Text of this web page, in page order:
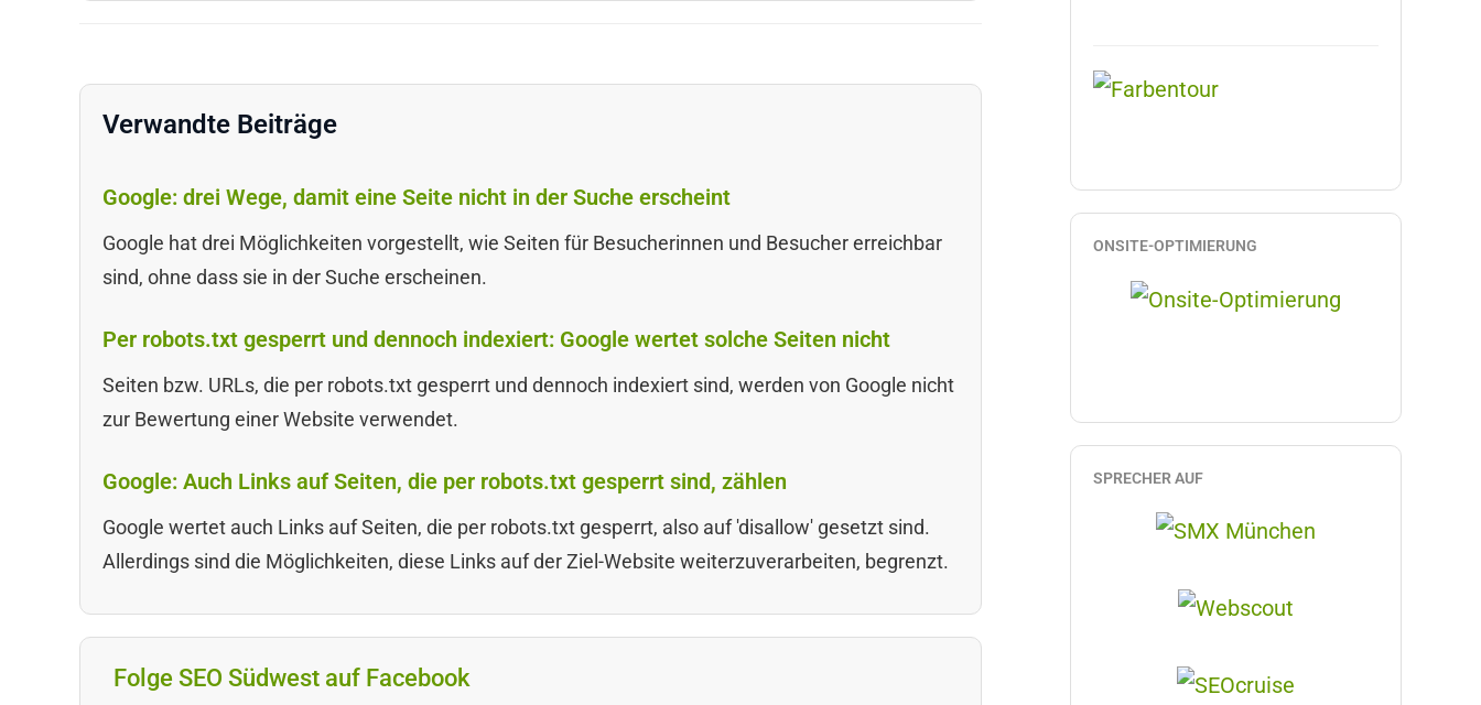
Verwandte Beiträge
Google: drei Wege, damit eine Seite nicht in der Suche erscheint
Google hat drei Möglichkeiten vorgestellt, wie Seiten für Besucherinnen und Besucher erreichbar
sind, ohne dass sie in der Suche erscheinen.
Per robots.txt gesperrt und dennoch indexiert: Google wertet solche Seiten nicht
Seiten bzw. URLs, die per robots.txt gesperrt und dennoch indexiert sind, werden von Google nicht
zur Bewertung einer Website verwendet.
Google: Auch Links auf Seiten, die per robots.txt gesperrt sind, zählen
Google wertet auch Links auf Seiten, die per robots.txt gesperrt, also auf 'disallow' gesetzt sind.
Allerdings sind die Möglichkeiten, diese Links auf der Ziel-Website weiterzuverarbeiten, begrenzt.
Folge SEO Südwest auf Facebook
ONSITE-OPTIMIERUNG
SPRECHER AUF